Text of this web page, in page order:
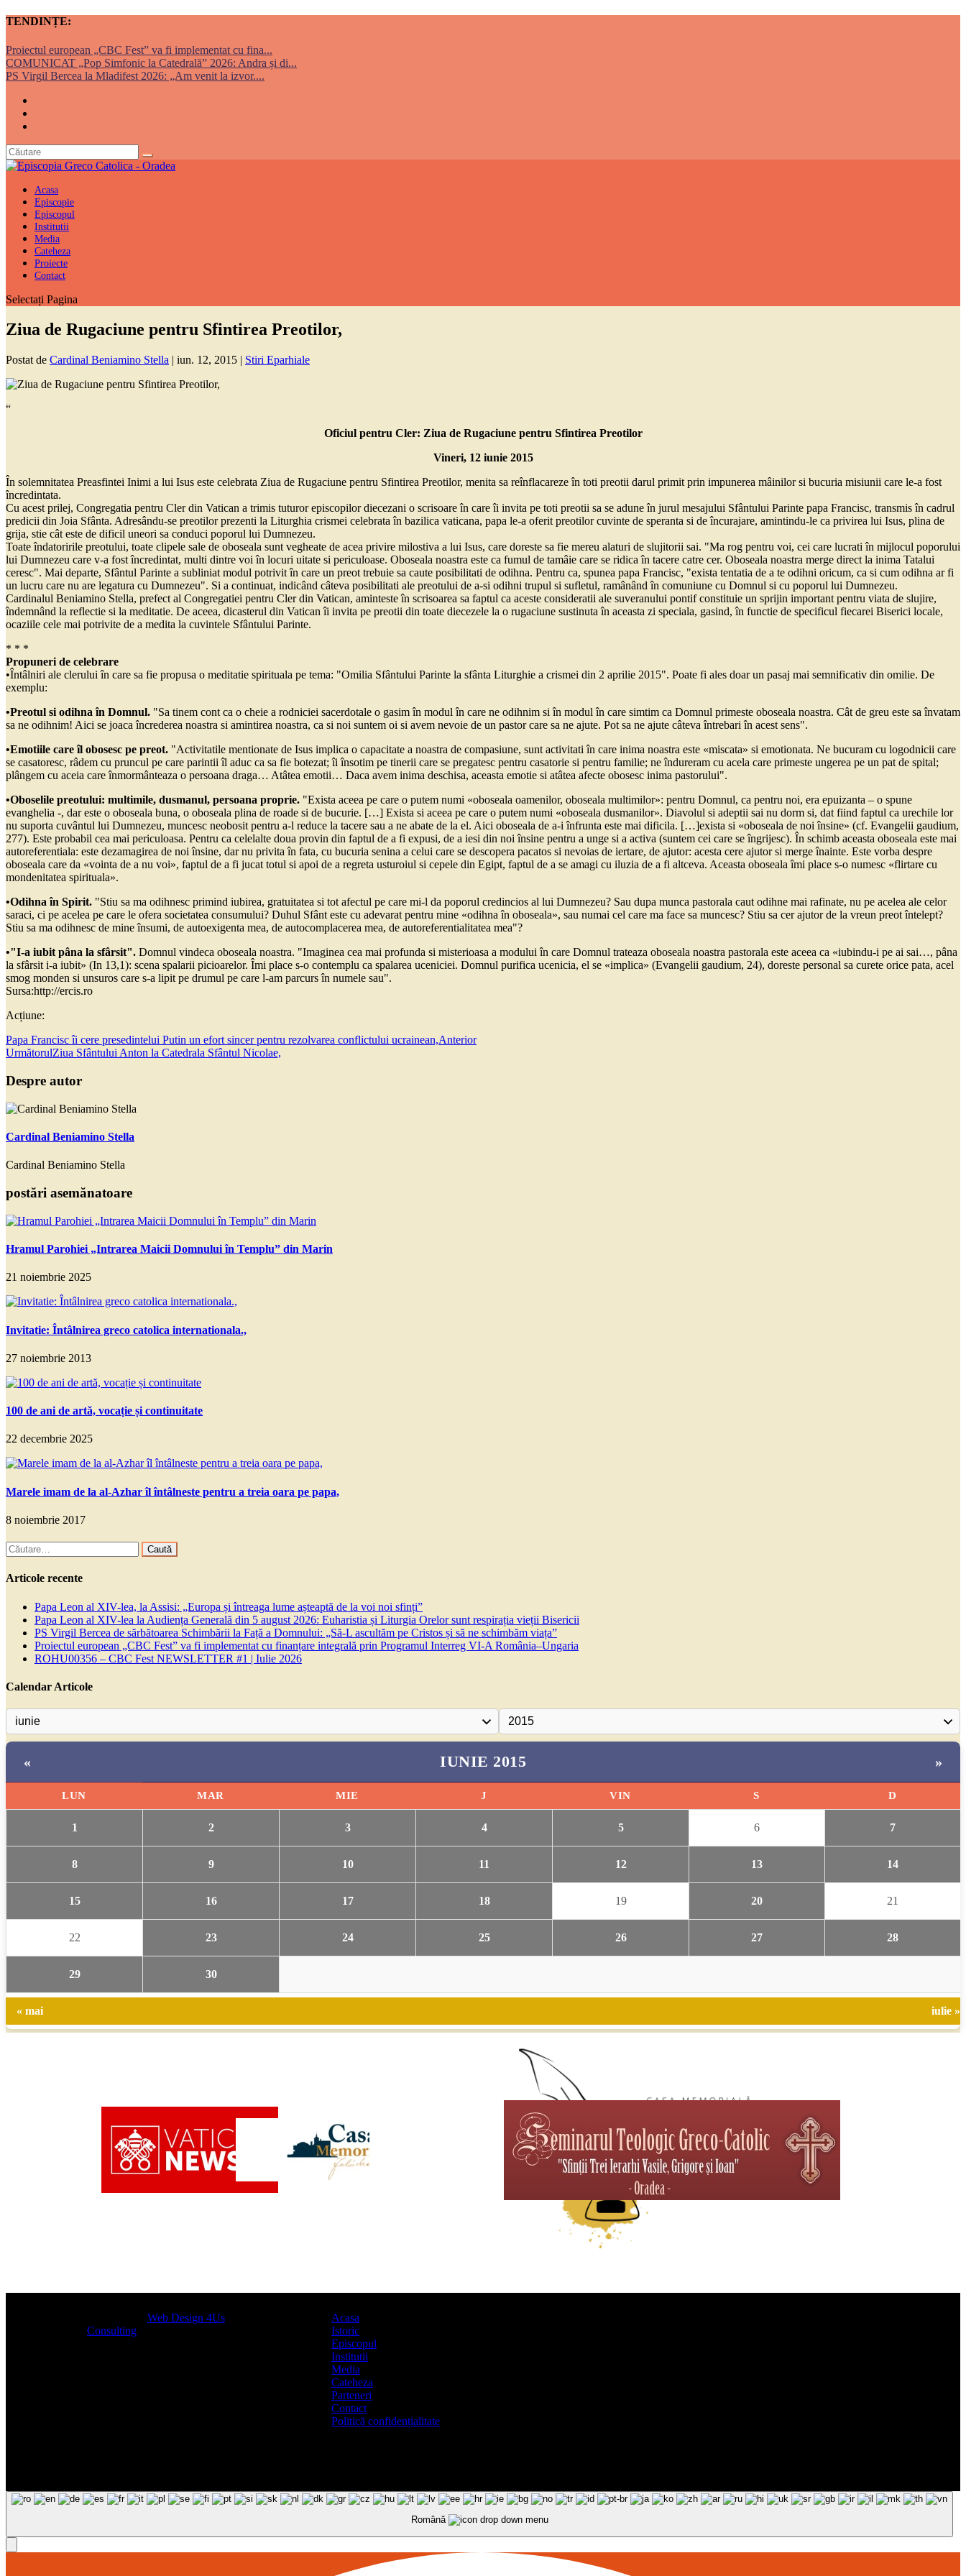
TENDINȚE:
Proiectul european „CBC Fest” va fi implementat cu fina...
COMUNICAT „Pop Simfonic la Catedrală” 2026: Andra și di...
PS Virgil Bercea la Mladifest 2026: „Am venit la izvor....
Acasa
Episcopie
Episcopul
Institutii
Media
Cateheza
Proiecte
Contact
Selectați Pagina
Ziua de Rugaciune pentru Sfintirea Preotilor,
Postat de Cardinal Beniamino Stella | iun. 12, 2015 | Stiri Eparhiale
“
Oficiul pentru Cler: Ziua de Rugaciune pentru Sfintirea Preotilor
Vineri, 12 iunie 2015
În solemnitatea Preasfintei Inimi a lui Isus este celebrata Ziua de Rugaciune pentru Sfintirea Preotilor, menita sa reînflacareze în toti preotii darul primit prin impunerea mâinilor si bucuria misiunii care le-a fost
încredintata.
Cu acest prilej, Congregatia pentru Cler din Vatican a trimis tuturor episcopilor diecezani o scrisoare în care îi invita pe toti preotii sa se adune în jurul mesajului Sfântului Parinte papa Francisc, transmis în cadrul
predicii din Joia Sfânta. Adresându-se preotilor prezenti la Liturghia crismei celebrata în bazilica vaticana, papa le-a oferit preotilor cuvinte de speranta si de încurajare, amintindu-le ca privirea lui Isus, plina de
grija, stie cât este de dificil uneori sa conduci poporul lui Dumnezeu.
Toate îndatoririle preotului, toate clipele sale de oboseala sunt vegheate de acea privire milostiva a lui Isus, care doreste sa fie mereu alaturi de slujitorii sai. "Ma rog pentru voi, cei care lucrati în mijlocul poporului
lui Dumnezeu care v-a fost încredintat, multi dintre voi în locuri uitate si periculoase. Oboseala noastra este ca fumul de tamâie care se ridica în tacere catre cer. Oboseala noastra merge direct la inima Tatalui
ceresc". Mai departe, Sfântul Parinte a subliniat modul potrivit în care un preot trebuie sa caute posibilitati de odihna. Pentru ca, spunea papa Francisc, "exista tentatia de a te odihni oricum, ca si cum odihna ar fi
un lucru care nu are legatura cu Dumnezeu". Si a continuat, indicând câteva posibilitati ale preotului de a-si odihni trupul si sufletul, ramânând în comuniune cu Domnul si cu poporul lui Dumnezeu.
Cardinalul Beniamino Stella, prefect al Congregatiei pentru Cler din Vatican, aminteste în scrisoarea sa faptul ca aceste consideratii ale suveranului pontif constituie un sprijin important pentru viata de slujire,
îndemnând la reflectie si la meditatie. De aceea, dicasterul din Vatican îi invita pe preotii din toate diecezele la o rugaciune sustinuta în aceasta zi speciala, gasind, în functie de specificul fiecarei Biserici locale,
ocaziile cele mai potrivite de a medita la cuvintele Sfântului Parinte.
* * *
Propuneri de celebrare
•Întâlniri ale clerului în care sa fie propusa o meditatie spirituala pe tema: "Omilia Sfântului Parinte la sfânta Liturghie a crismei din 2 aprilie 2015". Poate fi ales doar un pasaj mai semnificativ din omilie. De
exemplu:
•Preotul si odihna în Domnul. "Sa tinem cont ca o cheie a rodniciei sacerdotale o gasim în modul în care ne odihnim si în modul în care simtim ca Domnul primeste oboseala noastra. Cât de greu este sa învatam
sa ne odihnim! Aici se joaca încrederea noastra si amintirea noastra, ca si noi suntem oi si avem nevoie de un pastor care sa ne ajute. Pot sa ne ajute câteva întrebari în acest sens".
•Emotiile care îl obosesc pe preot. "Activitatile mentionate de Isus implica o capacitate a noastra de compasiune, sunt activitati în care inima noastra este «miscata» si emotionata. Ne bucuram cu logodnicii care
se casatoresc, râdem cu pruncul pe care parintii îl aduc ca sa fie botezat; îi însotim pe tinerii care se pregatesc pentru casatorie si pentru familie; ne îndureram cu acela care primeste ungerea pe un pat de spital;
plângem cu aceia care înmormânteaza o persoana draga… Atâtea emotii… Daca avem inima deschisa, aceasta emotie si atâtea afecte obosesc inima pastorului".
•Oboselile preotului: multimile, dusmanul, persoana proprie. "Exista aceea pe care o putem numi «oboseala oamenilor, oboseala multimilor»: pentru Domnul, ca pentru noi, era epuizanta – o spune
evanghelia -, dar este o oboseala buna, o oboseala plina de roade si de bucurie. […] Exista si aceea pe care o putem numi «oboseala dusmanilor». Diavolul si adeptii sai nu dorm si, dat fiind faptul ca urechile lor
nu suporta cuvântul lui Dumnezeu, muncesc neobosit pentru a-l reduce la tacere sau a ne abate de la el. Aici oboseala de a-i înfrunta este mai dificila. […]exista si «oboseala de noi însine» (cf. Evangelii gaudium,
277). Este probabil cea mai periculoasa. Pentru ca celelalte doua provin din faptul de a fi expusi, de a iesi din noi însine pentru a unge si a activa (suntem cei care se îngrijesc). În schimb aceasta oboseala este mai
autoreferentiala: este dezamagirea de noi însine, dar nu privita în fata, cu bucuria senina a celui care se descopera pacatos si nevoias de iertare, de ajutor: acesta cere ajutor si merge înainte. Este vorba despre
oboseala care da «vointa de a nu voi», faptul de a fi jucat totul si apoi de a regreta usturoiul si cepele din Egipt, faptul de a se amagi cu iluzia de a fi altceva. Aceasta oboseala îmi place s-o numesc «flirtare cu
mondenitatea spirituala».
•Odihna în Spirit. "Stiu sa ma odihnesc primind iubirea, gratuitatea si tot afectul pe care mi-l da poporul credincios al lui Dumnezeu? Sau dupa munca pastorala caut odihne mai rafinate, nu pe acelea ale celor
saraci, ci pe acelea pe care le ofera societatea consumului? Duhul Sfânt este cu adevarat pentru mine «odihna în oboseala», sau numai cel care ma face sa muncesc? Stiu sa cer ajutor de la vreun preot întelept?
Stiu sa ma odihnesc de mine însumi, de autoexigenta mea, de autocomplacerea mea, de autoreferentialitatea mea"?
•"I-a iubit pâna la sfârsit". Domnul vindeca oboseala noastra. "Imaginea cea mai profunda si misterioasa a modului în care Domnul trateaza oboseala noastra pastorala este aceea ca «iubindu-i pe ai sai…, pâna
la sfârsit i-a iubit» (In 13,1): scena spalarii picioarelor. Îmi place s-o contemplu ca spalarea uceniciei. Domnul purifica ucenicia, el se «implica» (Evangelii gaudium, 24), doreste personal sa curete orice pata, acel
smog monden si unsuros care s-a lipit pe drumul pe care l-am parcurs în numele sau".
Sursa:http://ercis.ro
Acțiune:
Papa Francisc îi cere presedintelui Putin un efort sincer pentru rezolvarea conflictului ucrainean,Anterior
UrmătorulZiua Sfântului Anton la Catedrala Sfântul Nicolae,
Despre autor
Cardinal Beniamino Stella
Cardinal Beniamino Stella
postări asemănatoare
Hramul Parohiei „Intrarea Maicii Domnului în Templu” din Marin
21 noiembrie 2025
Invitatie: Întâlnirea greco catolica internationala.,
27 noiembrie 2013
100 de ani de artă, vocație și continuitate
22 decembrie 2025
Marele imam de la al-Azhar îl întâlneste pentru a treia oara pe papa,
8 noiembrie 2017
Caută
după:
Articole recente
Papa Leon al XIV-lea, la Assisi: „Europa și întreaga lume așteaptă de la voi noi sfinți”
Papa Leon al XIV-lea la Audiența Generală din 5 august 2026: Euharistia și Liturgia Orelor sunt respirația vieții Bisericii
PS Virgil Bercea de sărbătoarea Schimbării la Față a Domnului: „Să-L ascultăm pe Cristos și să ne schimbăm viața”
Proiectul european „CBC Fest” va fi implementat cu finanțare integrală prin Programul Interreg VI-A România–Ungaria
ROHU00356 – CBC Fest NEWSLETTER #1 | Iulie 2026
Calendar Articole
« IUNIE 2015 »
LUN MAR MIE J VIN S D
1 2 3 4 5 6 7
8 9 10 11 12 13 14
15 16 17 18 19 20 21
22 23 24 25 26 27 28
29 30
« mai iulie »
Web Design 4Us
Consulting|
Acasa
Istoric
Episcopul
Institutii
Media
Cateheza
Parteneri
Contact
Politică confidențialitate
Română